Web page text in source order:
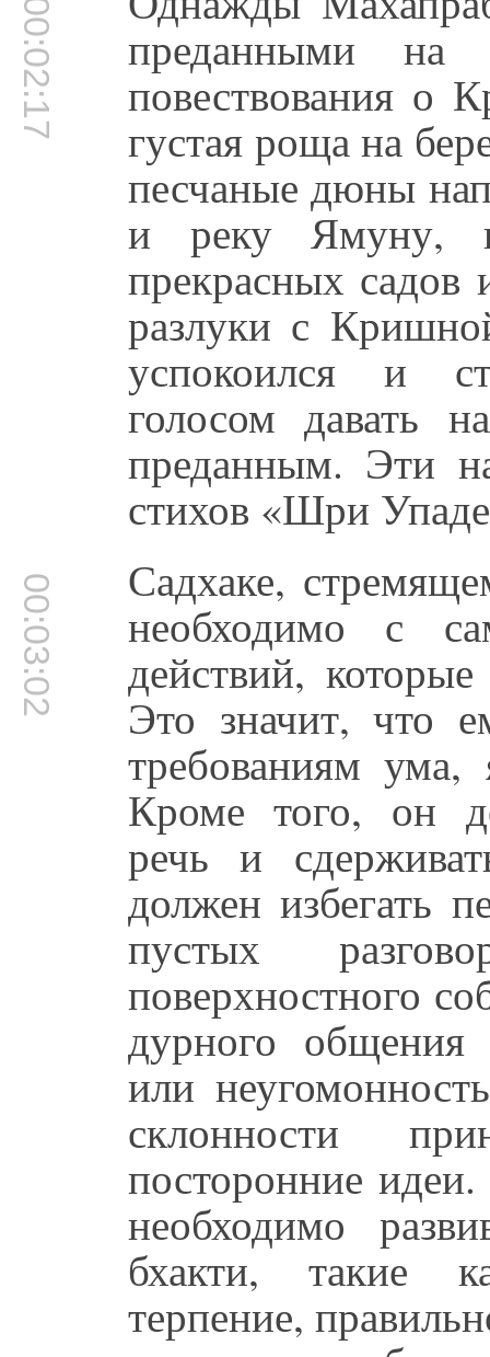
00:02:17 преданными на
повествования о
густая роща на
песчаные дюны
и реку Ямуну,
прекрасных
разлуки с
успокоился и
голосом давать
преданным. Эти
стихов «Шри
00:03:02 Садхаке,
необходимо с
действий,
Это значит, что
требованиям ума,
Кроме того, он
речь и
должен избегать
пустых
поверхностного
дурного общения
или
склонности
посторонние
необходимо
бхакти, такие
терпение,